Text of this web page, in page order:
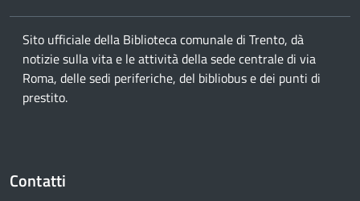
Sito ufficiale della Biblioteca comunale di Trento, dà
notizie sulla vita e le attività della sede centrale di via
Roma, delle sedi periferiche, del bibliobus e dei punti di
prestito.
Contatti